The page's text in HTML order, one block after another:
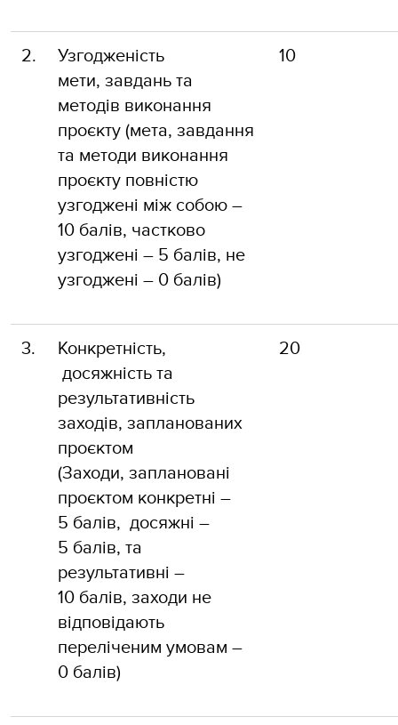
2.
Узгодженість
мети, завдань та
методів виконання
проєкту (мета, завдання
та методи виконання
проєкту повністю
узгоджені між собою –
10 балів, частково
узгоджені – 5 балів, не
узгоджені – 0 балів)
10
3.
Конкретність,
досяжність та
результативність
заходів, запланованих
проєктом
(Заходи, заплановані
проєктом конкретні –
5 балів, досяжні –
5 балів, та
результативні –
10 балів, заходи не
відповідають
переліченим умовам –
0 балів)
20